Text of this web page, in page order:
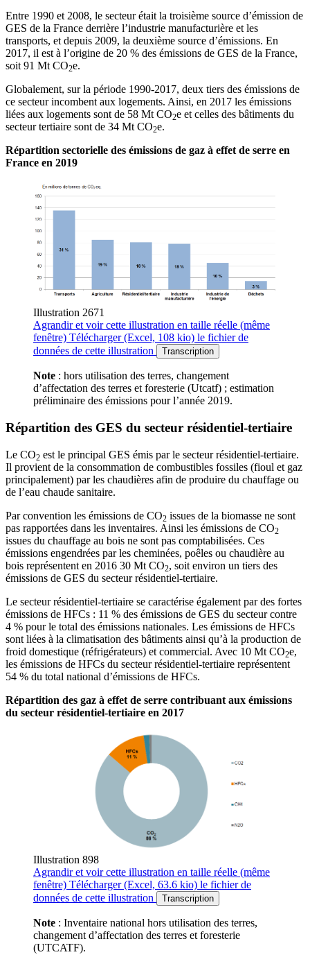
Entre 1990 et 2008, le secteur était la troisième source d’émission de
GES de la France derrière l’industrie manufacturière et les
transports, et depuis 2009, la deuxième source d’émissions. En
2017, il est à l’origine de 20 % des émissions de GES de la France,
soit 91 Mt CO2e.
Globalement, sur la période 1990-2017, deux tiers des émissions de
ce secteur incombent aux logements. Ainsi, en 2017 les émissions
liées aux logements sont de 58 Mt CO2e et celles des bâtiments du
secteur tertiaire sont de 34 Mt CO2e.
Répartition sectorielle des émissions de gaz à effet de serre en
France en 2019
Illustration 2671
Agrandiret voir cette illustration en taille réelle (même
fenêtre) Télécharger(Excel, 108 kio) le fichier de
données de cette illustration
Transcription
Note : hors utilisation des terres, changement
d’affectation des terres et foresterie (Utcatf) ; estimation
préliminaire des émissions pour l’année 2019.
Répartition des GES du secteur résidentiel-tertiaire
Le CO2 est le principal GES émis par le secteur résidentiel-tertiaire.
Il provient de la consommation de combustibles fossiles (fioul et gaz
principalement) par les chaudières afin de produire du chauffage ou
de l’eau chaude sanitaire.
Par convention les émissions de CO2 issues de la biomasse ne sont
pas rapportées dans les inventaires. Ainsi les émissions de CO2
issues du chauffage au bois ne sont pas comptabilisées. Ces
émissions engendrées par les cheminées, poêles ou chaudière au
bois représentent en 2016 30 Mt CO2, soit environ un tiers des
émissions de GES du secteur résidentiel-tertiaire.
Le secteur résidentiel-tertiaire se caractérise également par des fortes
émissions de HFCs : 11 % des émissions de GES du secteur contre
4 % pour le total des émissions nationales. Les émissions de HFCs
sont liées à la climatisation des bâtiments ainsi qu’à la production de
froid domestique (réfrigérateurs) et commercial. Avec 10 Mt CO2e,
les émissions de HFCs du secteur résidentiel-tertiaire représentent
54 % du total national d’émissions de HFCs.
Répartition des gaz à effet de serre contribuant aux émissions
du secteur résidentiel-tertiaire en 2017
Illustration 898
Agrandiret voir cette illustration en taille réelle (même
fenêtre) Télécharger(Excel, 63.6 kio) le fichier de
données de cette illustration
Transcription
Note : Inventaire national hors utilisation des terres,
changement d’affectation des terres et foresterie
(UTCATF).